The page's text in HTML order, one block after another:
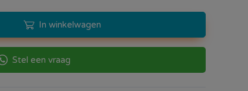
In winkelwagen
Stel een vraag